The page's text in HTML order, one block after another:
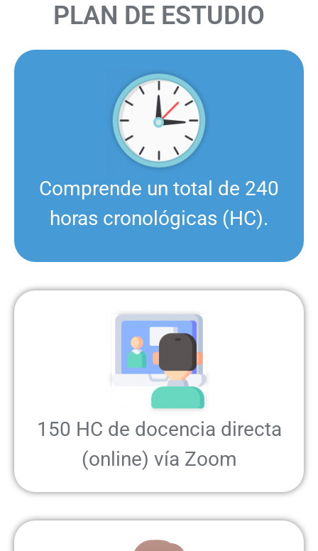
PLAN DE ESTUDIO
Comprende un total de 240
horas cronológicas (HC).
150 HC de docencia directa
(online) vía Zoom